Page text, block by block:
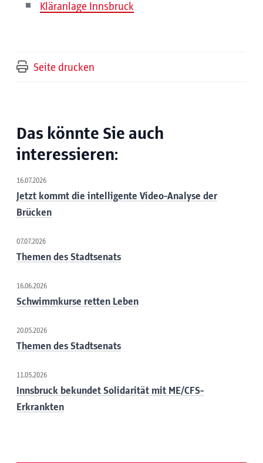
Kläranlage Innsbruck
Seite drucken
Das könnte Sie auch
interessieren:
16.07.2026
Jetzt kommt die intelligente Video-Analyse der
Brücken
07.07.2026
Themen des Stadtsenats
16.06.2026
Schwimmkurse retten Leben
20.05.2026
Themen des Stadtsenats
11.05.2026
Innsbruck bekundet Solidarität mit ME/CFS-
Erkrankten